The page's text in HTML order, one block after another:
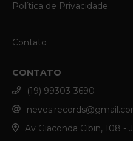
Política de Privacidade
Contato
CONTATO
(19) 99303-3690
Av Giaconda Cibin, 108 -